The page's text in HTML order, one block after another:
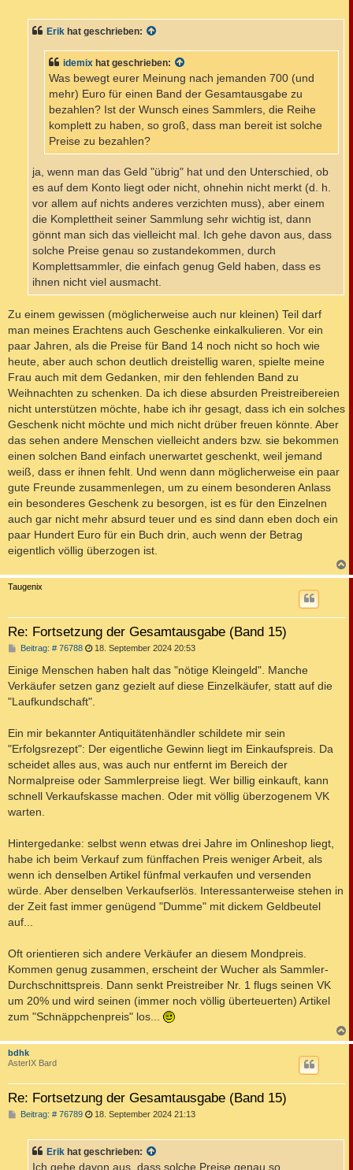
r
g
Erik hat geschrieben:
idemix hat geschrieben:
Was bewegt eurer Meinung nach jemanden 700 (und
mehr) Euro für einen Band der Gesamtausgabe zu
bezahlen? Ist der Wunsch eines Sammlers, die Reihe
komplett zu haben, so groß, dass man bereit ist solche
Preise zu bezahlen?
ja, wenn man das Geld "übrig" hat und den Unterschied, ob
es auf dem Konto liegt oder nicht, ohnehin nicht merkt (d. h.
vor allem auf nichts anderes verzichten muss), aber einem
die Komplettheit seiner Sammlung sehr wichtig ist, dann
gönnt man sich das vielleicht mal. Ich gehe davon aus, dass
solche Preise genau so zustandekommen, durch
Komplettsammler, die einfach genug Geld haben, dass es
ihnen nicht viel ausmacht.
Zu einem gewissen (möglicherweise auch nur kleinen) Teil darf
man meines Erachtens auch Geschenke einkalkulieren. Vor ein
paar Jahren, als die Preise für Band 14 noch nicht so hoch wie
heute, aber auch schon deutlich dreistellig waren, spielte meine
Frau auch mit dem Gedanken, mir den fehlenden Band zu
Weihnachten zu schenken. Da ich diese absurden Preistreibereien
nicht unterstützen möchte, habe ich ihr gesagt, dass ich ein solches
Geschenk nicht möchte und mich nicht drüber freuen könnte. Aber
das sehen andere Menschen vielleicht anders bzw. sie bekommen
einen solchen Band einfach unerwartet geschenkt, weil jemand
weiß, dass er ihnen fehlt. Und wenn dann möglicherweise ein paar
gute Freunde zusammenlegen, um zu einem besonderen Anlass
ein besonderes Geschenk zu besorgen, ist es für den Einzelnen
auch gar nicht mehr absurd teuer und es sind dann eben doch ein
paar Hundert Euro für ein Buch drin, auch wenn der Betrag
eigentlich völlig überzogen ist.
a
Taugenix
Re: Fortsetzung der Gesamtausgabe (Band 15)
Beitrag: # 76788B
i
r
a
g
18. September 2024 20:53
Einige Menschen haben halt das "nötige Kleingeld". Manche
Verkäufer setzen ganz gezielt auf diese Einzelkäufer, statt auf die
"Laufkundschaft".
Ein mir bekannter Antiquitätenhändler schildete mir sein
"Erfolgsrezept": Der eigentliche Gewinn liegt im Einkaufspreis. Da
scheidet alles aus, was auch nur entfernt im Bereich der
Normalpreise oder Sammlerpreise liegt. Wer billig einkauft, kann
schnell Verkaufskasse machen. Oder mit völlig überzogenem VK
warten.
Hintergedanke: selbst wenn etwas drei Jahre im Onlineshop liegt,
habe ich beim Verkauf zum fünffachen Preis weniger Arbeit, als
wenn ich denselben Artikel fünfmal verkaufen und versenden
würde. Aber denselben Verkaufserlös. Interessanterweise stehen in
der Zeit fast immer genügend "Dumme" mit dickem Geldbeutel
auf...
Oft orientieren sich andere Verkäufer an diesem Mondpreis.
Kommen genug zusammen, erscheint der Wucher als Sammler-
Durchschnittspreis. Dann senkt Preistreiber Nr. 1 flugs seinen VK
um 20% und wird seinen (immer noch völlig überteuerten) Artikel
zum "Schnäppchenpreis" los...
a
bdhk
AsterIX Bard
Re: Fortsetzung der Gesamtausgabe (Band 15)
Beitrag: # 76789B
r
a
18. September 2024 21:13
Erik hat geschrieben:
Ich gehe davon aus, dass solche Preise genau so